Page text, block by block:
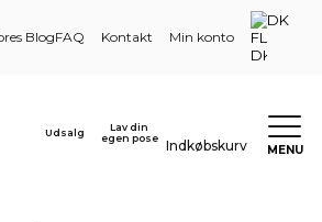
BlogFAQ Kontakt Min konto
DK
Udsalg
Lav din
egen pose
Indkøbskurv MENU